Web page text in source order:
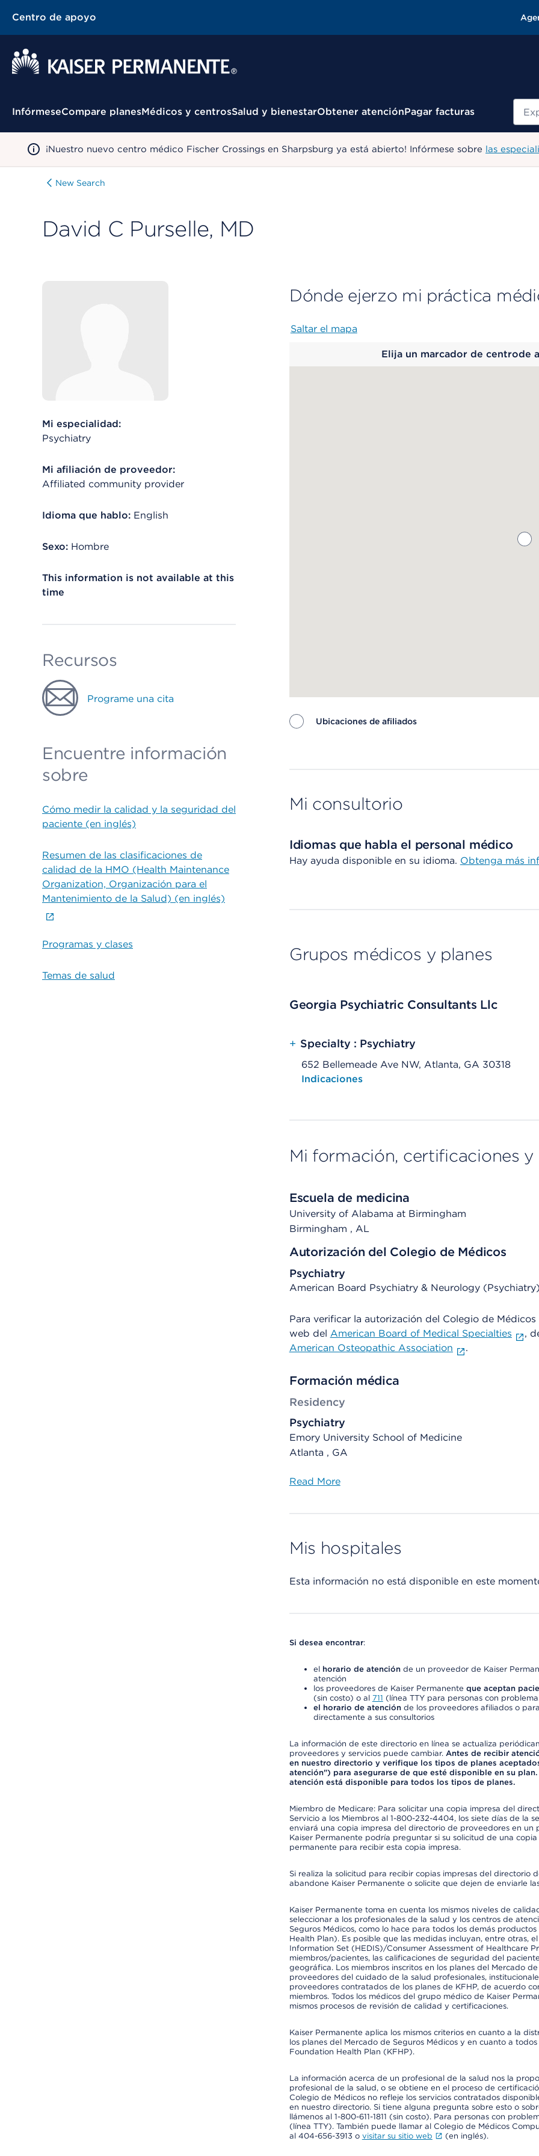
Centro de apoyo
Menú contextual
InfórmeseCompare planesMédicos y centrosSalud y bienestarObtener atenciónPagar facturas
¡Nuestro nuevo centro médico Fischer Crossings en Sharpsburg ya está abierto! Infórmese sobre las
New Search
David C Purselle, MD
Mi especialidad:
Psychiatry
Mi afiliación de proveedor:
Affiliated community provider
Idioma que hablo: English
Sexo: Hombre
This information is not available at this
time
Recursos
Programe una cita
Encuentre información
sobre
Cómo medir la calidad y la seguridad del
paciente (en inglés)
Resumen de las clasificaciones de
calidad de la HMO (Health Maintenance
Organization, Organización para el
Mantenimiento de la Salud) (en inglés)
Programas y clases
Temas de salud
Dónde ejerzo mi práctica
Saltar el mapa
Elija un marcador de centrode
Ubicaciones de afiliados
Mi consultorio
Idiomas que habla el personal médico
Hay ayuda disponible en su idioma. Obtenga más
Grupos médicos y planes
Georgia Psychiatric Consultants Llc
+ Specialty : Psychiatry
652 Bellemeade Ave NW, Atlanta, GA 30318
Opens native map application on mobile devices
Indicaciones
Mi formación, certificaciones
Escuela de medicina
University of Alabama at Birmingham
Birmingham , AL
Autorización del Colegio de Médicos
Psychiatry
American Board Psychiatry & Neurology
Para verificar la autorización del Colegio de
web del American Board of Medical Specialties
,
American Osteopathic Association
.
Formación médica
Residency
Psychiatry
Emory University School of Medicine
Atlanta , GA
Read More
Mis hospitales
Esta información no está disponible en este
Si desea encontrar:
el horario de atenciónde un proveedor de Kaiser
atención
los proveedores de Kaiser Permanente que aceptan
(sin costo) o al 711 (línea TTY para personas con
el horario de atenciónde los proveedores afiliados o
directamente a sus consultorios
La información de este directorio en línea se actualiza
proveedores y servicios puede cambiar. Antes de recibir
en nuestro directorio y verifique los tipos de planes
atención") para asegurarse de que esté disponible en su
atención está disponible para todos los tipos de planes.
Miembro de Medicare: Para solicitar una copia impresa del
Servicio a los Miembros al 1-800-232-4404, los siete días de la
enviará una copia impresa del directorio de proveedores en un
Kaiser Permanente podría preguntar si su solicitud de una
permanente para recibir esta copia impresa.
Si realiza la solicitud para recibir copias impresas del directorio
abandone Kaiser Permanente o solicite que dejen de enviarle
Kaiser Permanente toma en cuenta los mismos niveles de
seleccionar a los profesionales de la salud y los centros de
Seguros Médicos, como lo hace para todos los demás
Health Plan). Es posible que las medidas incluyan, entre otras,
Information Set (HEDIS)/Consumer Assessment of Healthcare
miembros/pacientes, las calificaciones de seguridad del
geográfica. Los miembros inscritos en los planes del Mercado
proveedores del cuidado de la salud profesionales,
proveedores contratados de los planes de KFHP, de acuerdo
miembros. Todos los médicos del grupo médico de Kaiser
mismos procesos de revisión de calidad y certificaciones.
Kaiser Permanente aplica los mismos criterios en cuanto a la
los planes del Mercado de Seguros Médicos y en cuanto a
Foundation Health Plan (KFHP).
La información acerca de un profesional de la salud nos la
profesional de la salud, o se obtiene en el proceso de
Colegio de Médicos no refleje los servicios contratados
en nuestro directorio. Si tiene alguna pregunta sobre esto o
llámenos al 1-800-611-1811 (sin costo). Para personas con
(línea TTY). También puede llamar al Colegio de Médicos
al 404-656-3913 o visitar su sitio web (en inglés).